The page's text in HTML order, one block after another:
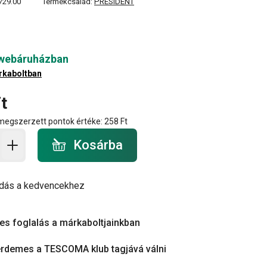
pontok értéke: 258 Ft
- mennyiség
Kosárba
a kedvencekhez
foglalás a márkaboltjainkban
a TESCOMA klub tagjává válni